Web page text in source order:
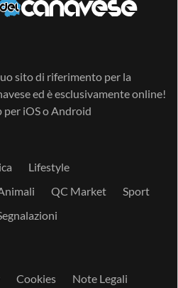
sito di riferimento per la
ed è esclusivamente online!
per iOSoAndroid
Lifestyle
QC Market
Sport
Cookies Note Legali